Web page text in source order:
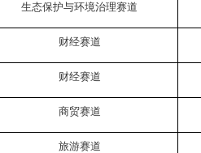
生态保护与环境治理赛道
财经赛道
财经赛道
商贸赛道
旅游赛道